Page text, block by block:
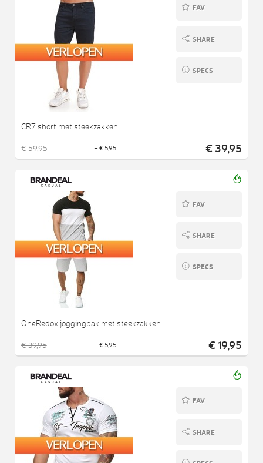
FAV
SHARE
SPECS
CR7 short met steekzakken
€ 59,95 + € 5,95 € 39,95
FAV
SHARE
SPECS
OneRedox joggingpak met steekzakken
€ 39,95 + € 5,95 € 19,95
FAV
SHARE